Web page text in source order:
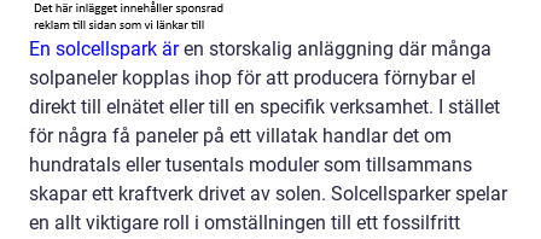
En solcellspark ären storskalig anläggning där många
solpaneler kopplas ihop för att producera förnybar el
direkt till elnätet eller till en specifik verksamhet. I stället
för några få paneler på ett villatak handlar det om
hundratals eller tusentals moduler som tillsammans
skapar ett kraftverk drivet av solen. Solcellsparker spelar
en allt viktigare roll i omställningen till ett fossilfritt